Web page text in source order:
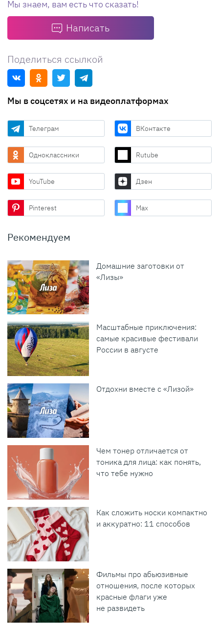
Мы знаем, вам есть что сказать!
Написать
Поделиться ссылкой
Мы в соцсетях и на видеоплатформах
Телеграм ВКонтакте
Одноклассники Rutube
YouTube Дзен
Pinterest Max
Рекомендуем
Домашние заготовки от
«Лизы»
Масштабные приключения:
самые красивые фестивали
России в августе
Отдохни вместе с «Лизой»
Чем тонер отличается от
тоника для лица: как понять,
что тебе нужно
Как сложить носки компактно
и аккуратно: 11 способов
Фильмы про абьюзивные
отношения, после которых
красные флаги уже
не развидеть